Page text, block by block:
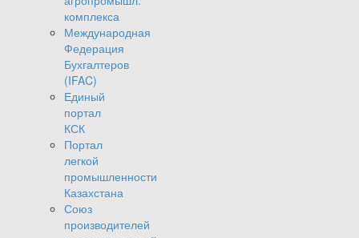
комплекса
Международная
Федерация
Бухгалтеров
(IFAC)
Единый
портал
КСК
Портал
легкой
промышленности
Казахстана
Союз
производителей